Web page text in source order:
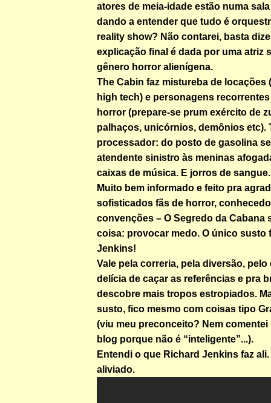
atores de meia-idade estão numa
dando a entender que tudo é
reality show? Não contarei, basta
explicação final é dada por uma atriz
gênero horror alienígena.
The Cabin faz mistureba de locações
high tech) e personagens
horror (prepare-se prum exército de
palhaços, unicórnios, demônios etc).
processador: do posto de gasolina
atendente sinistro às meninas
caixas de música. E jorros de sangue.
Muito bem informado e feito pra
sofisticados fãs de horror,
convenções – O Segredo da Cabana
coisa: provocar medo. O único susto
Jenkins!
Vale pela correria, pela diversão, pelo
delícia de caçar as referências e pra
descobre mais tropos estropiados.
susto, fico mesmo com coisas tipo
(viu meu preconceito? Nem comentei
blog porque não é “inteligente”...).
Entendi o que Richard Jenkins faz
aliviado.